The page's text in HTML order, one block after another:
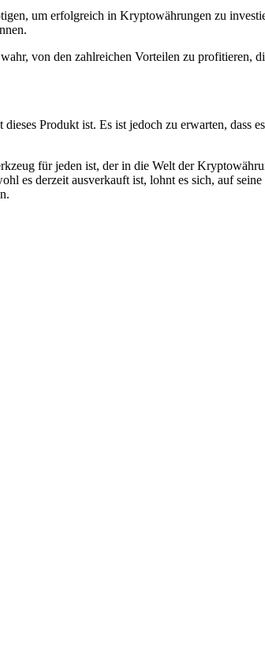
um erfolgreich in Kryptowährungen zu
von den zahlreichen Vorteilen zu profitieren,
Produkt ist. Es ist jedoch zu erwarten,
für jeden ist, der in die Welt der
es derzeit ausverkauft ist, lohnt es sich, auf